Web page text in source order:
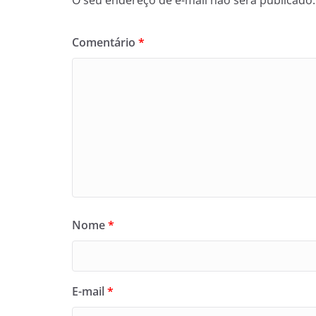
Comentário *
Nome*
E-mail*